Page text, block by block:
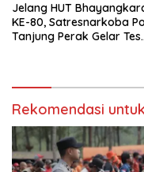
Jelang HUT
KE-80, Satresnarkoba
Tanjung Perak Gelar Tes
Rekomendasi